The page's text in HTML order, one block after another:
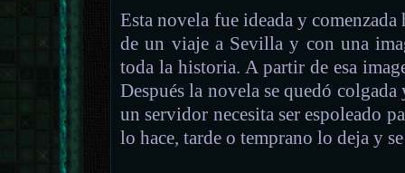
Esta novela fue ideada y comenzada
de un viaje a Sevilla y con una
toda la historia. A partir de esa
Después la novela se quedó
un servidor necesita ser espoleado
lo hace, tarde o temprano lo deja y